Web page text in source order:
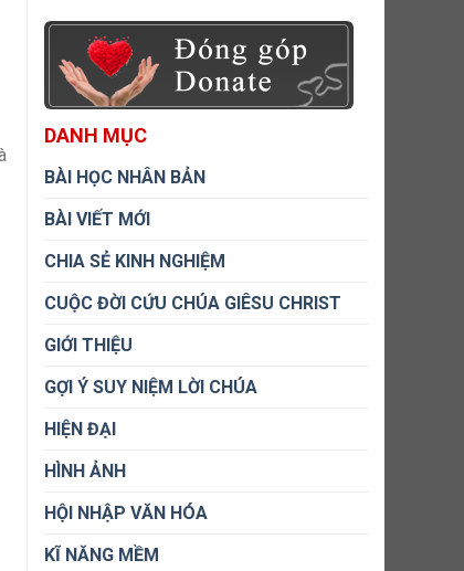
DANH MỤC
BÀI HỌC NHÂN BẢN
BÀI VIẾT MỚI
CHIA SẺ KINH NGHIỆM
CUỘC ĐỜI CỨU CHÚA GIÊSU CHRIST
GIỚI THIỆU
GỢI Ý SUY NIỆM LỜI CHÚA
HIỆN ĐẠI
HÌNH ẢNH
HỘI NHẬP VĂN HÓA
KĨ NĂNG MỀM